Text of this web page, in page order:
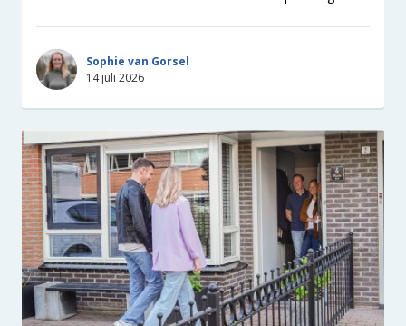
Sophie van Gorsel
14 juli 2026